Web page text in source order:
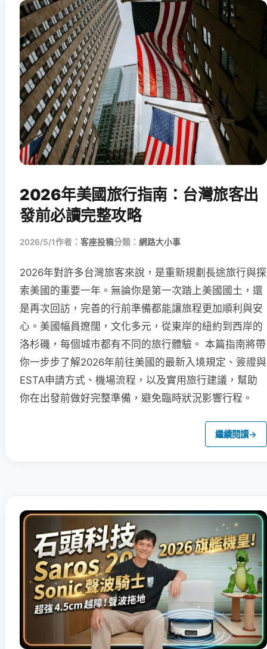
2026年美國旅行指南：台灣旅客出
發前必讀完整攻略
2026/5/1作者： 客座投稿分類： 網路大小事
2026年對許多台灣旅客來說，是重新規劃長途旅行與探
索美國的重要一年。無論你是第一次踏上美國國土，還
是再次回訪，完善的行前準備都能讓旅程更加順利與安
心。美國幅員遼闊，文化多元，從東岸的紐約到西岸的
洛杉磯，每個城市都有不同的旅行體驗。 本篇指南將帶
你一步步了解2026年前往美國的最新入境規定、簽證與
ESTA申請方式、機場流程，以及實用旅行建議，幫助
你在出發前做好完整準備，避免臨時狀況影響行程。
繼續閱讀→